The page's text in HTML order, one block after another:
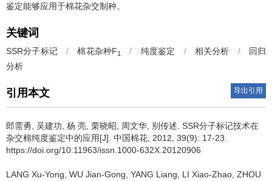
鉴定能够应用于棉花杂交制种。
关键词
SSR分子标记 / 棉花杂种F1 / 纯度鉴定 / 相关分析 /
回归
分析
引用本文 导出引用
郎需勇, 吴建功, 杨 亮, 栗晓昭, 周文华, 别传述. SSR分子标记技术在
杂交棉纯度鉴定中的应用[J]. 中国棉花, 2012, 39(9): 17-23.
https://doi.org/10.11963/issn.1000-632X.20120906
LANG Xu-Yong, WU Jian-Gong, YANG Liang, LI Xiao-Zhao, ZHOU